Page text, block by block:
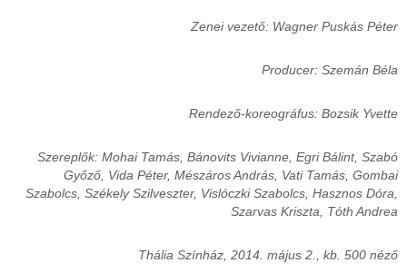
Zenei vezető: Wagner Puskás Péter
Producer: Szemán Béla
Rendező-koreográfus: Bozsik Yvette
Szereplők: Mohai Tamás, Bánovits Vivianne, Egri Bálint, Szabó
Győző, Vida Péter, Mészáros András, Vati Tamás, Gombai
Szabolcs, Székely Szilveszter, Vislóczki Szabolcs, Hasznos Dóra,
Szarvas Kriszta, Tóth Andrea
Thália Színház, 2014. május 2., kb. 500 néző